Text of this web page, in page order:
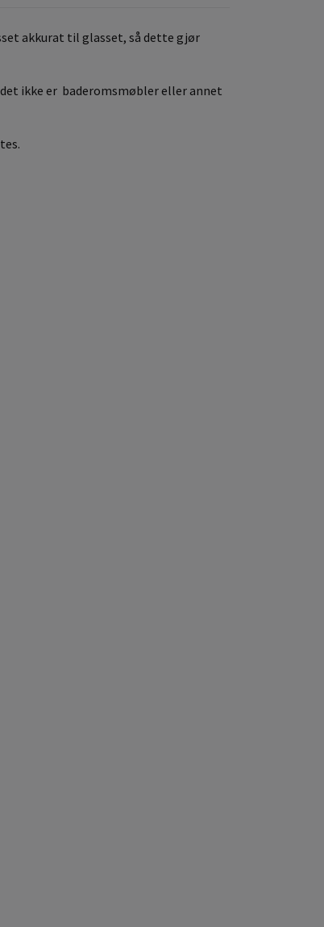
akkurat til glasset, så dette gjør
ikke er baderomsmøbler eller annet